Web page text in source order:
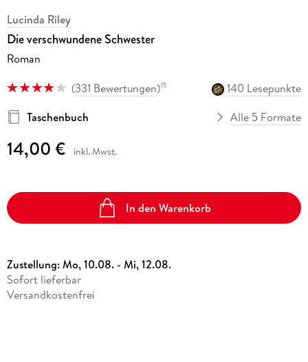
Lucinda Riley
Die verschwundene Schwester
Roman
(331 Bewertungen)15
140 Lesepunkte
Taschenbuch
Alle 5 Formate
14,00 € inkl. Mwst.
In den Warenkorb
Zustellung:Mo, 10.08. - Mi, 12.08.
Sofort lieferbar
Versandkostenfrei